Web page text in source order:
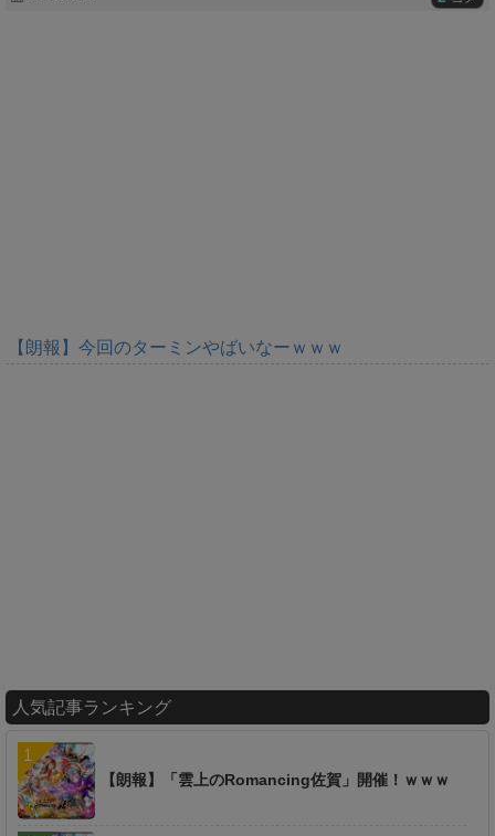
【朗報】今回のターミンやばいなーｗｗｗ
人気記事ランキング
【朗報】「雲上のRomancing佐賀」開催！ｗｗｗ